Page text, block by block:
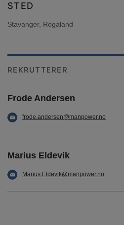
STED
Stavanger, Rogaland
REKRUTTERER
Frode Andersen
frode.andersen@manpower.no
Marius Eldevik
Marius.Eldevik@manpower.no